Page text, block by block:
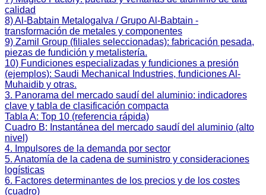
calidad
8) Al-Babtain Metalogalva / Grupo Al-Babtain -
transformación de metales y componentes
9) Zamil Group (filiales seleccionadas): fabricación pesada,
piezas de fundición y metalistería.
10) Fundiciones especializadas y fundiciones a presión
(ejemplos): Saudi Mechanical Industries, fundiciones Al-
Muhaidib y otras.
3. Panorama del mercado saudí del aluminio: indicadores
clave y tabla de clasificación compacta
Tabla A: Top 10 (referencia rápida)
Cuadro B: Instantánea del mercado saudí del aluminio (alto
nivel)
4. Impulsores de la demanda por sector
5. Anatomía de la cadena de suministro y consideraciones
logísticas
6. Factores determinantes de los precios y de los costes
(cuadro)